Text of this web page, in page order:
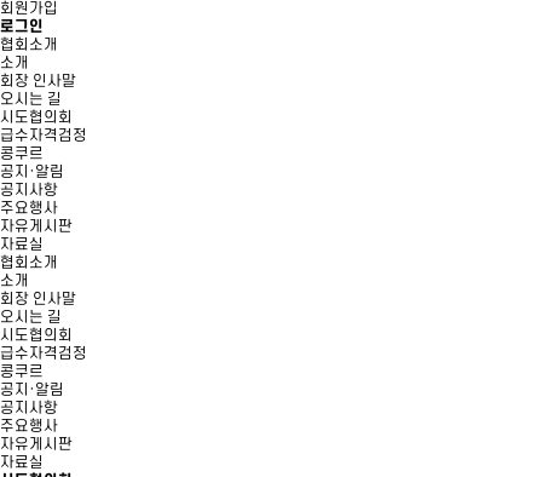
회원가입
로그인
협회소개
소개
회장 인사말
오시는 길
시도협의회
급수자격검정
콩쿠르
공지·알림
공지사항
주요행사
자유게시판
자료실
협회소개
소개
회장 인사말
오시는 길
시도협의회
급수자격검정
콩쿠르
공지·알림
공지사항
주요행사
자유게시판
자료실